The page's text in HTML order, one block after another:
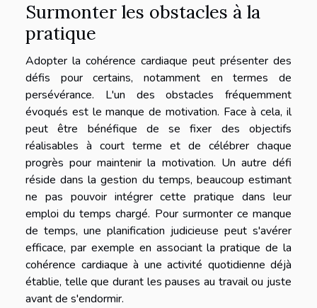
Surmonter les obstacles à la
pratique
Adopter la cohérence cardiaque peut présenter des
défis pour certains, notamment en termes de
persévérance. L'un des obstacles fréquemment
évoqués est le manque de motivation. Face à cela, il
peut être bénéfique de se fixer des objectifs
réalisables à court terme et de célébrer chaque
progrès pour maintenir la motivation. Un autre défi
réside dans la gestion du temps, beaucoup estimant
ne pas pouvoir intégrer cette pratique dans leur
emploi du temps chargé. Pour surmonter ce manque
de temps, une planification judicieuse peut s'avérer
efficace, par exemple en associant la pratique de la
cohérence cardiaque à une activité quotidienne déjà
établie, telle que durant les pauses au travail ou juste
avant de s'endormir.